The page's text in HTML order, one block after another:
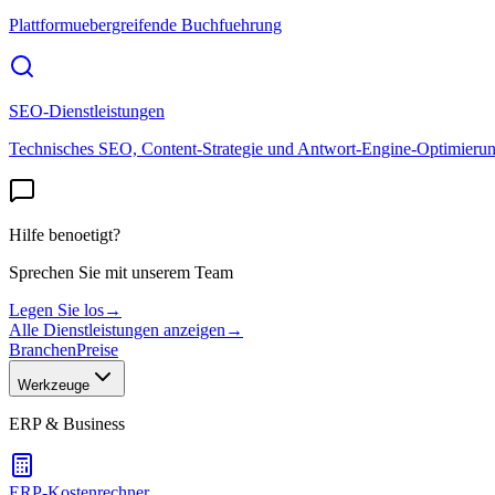
Plattformuebergreifende Buchfuehrung
SEO-Dienstleistungen
Technisches SEO, Content-Strategie und Antwort-Engine-
Hilfe benoetigt?
Sprechen Sie mit unserem Team
Legen Sie los→
Alle Dienstleistungen anzeigen →
BranchenPreise
Werkzeuge
ERP & Business